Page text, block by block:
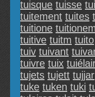
tuisque tuisse
tuitement tuites
tuitione
tuitive tuitm tuito
tuiv tuivant
tuivre tuix
tujets tujett tujjar
tuke tuken tuki